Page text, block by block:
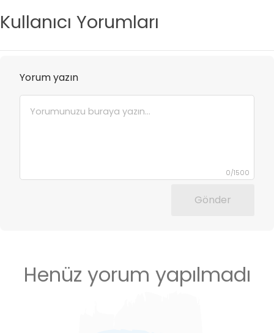
Kullanıcı Yorumları
Yorum yazın
0/1500
Gönder
Henüz yorum yapılmadı